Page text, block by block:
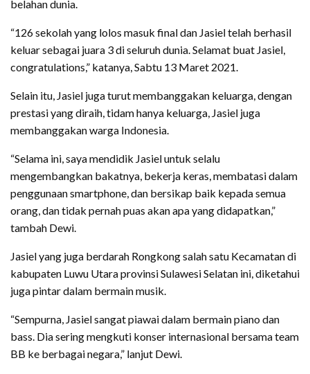
belahan dunia.
“126 sekolah yang lolos masuk final dan Jasiel telah berhasil
keluar sebagai juara 3 di seluruh dunia. Selamat buat Jasiel,
congratulations,” katanya, Sabtu 13 Maret 2021.
Selain itu, Jasiel juga turut membanggakan keluarga, dengan
prestasi yang diraih, tidam hanya keluarga, Jasiel juga
membanggakan warga Indonesia.
“Selama ini, saya mendidik Jasiel untuk selalu
mengembangkan bakatnya, bekerja keras, membatasi dalam
penggunaan smartphone, dan bersikap baik kepada semua
orang, dan tidak pernah puas akan apa yang didapatkan,”
tambah Dewi.
Jasiel yang juga berdarah Rongkong salah satu Kecamatan di
kabupaten Luwu Utara provinsi Sulawesi Selatan ini, diketahui
juga pintar dalam bermain musik.
“Sempurna, Jasiel sangat piawai dalam bermain piano dan
bass. Dia sering mengkuti konser internasional bersama team
BB ke berbagai negara,” lanjut Dewi.